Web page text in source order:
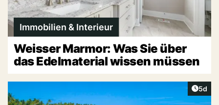
Immobilien & Interieur
Weisser Marmor: Was Sie über
das Edelmaterial wissen müssen
5d